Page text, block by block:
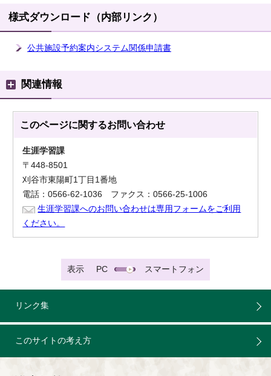
様式ダウンロード（内部リンク）
公共施設予約案内システム関係申請書
関連情報
このページに関するお問い合わせ
生涯学習課
〒448-8501
刈谷市東陽町1丁目1番地
電話：0566-62-1036 ファクス：0566-25-1006
生涯学習課へのお問い合わせは専用フォームをご利用
ください。
表示 PC スマートフォン
リンク集
このサイトの考え方